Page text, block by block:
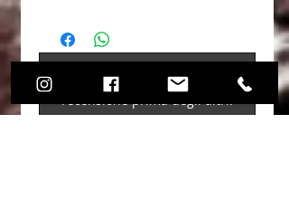
Non ci sono ancora recensioni
Dicci cosa ne pensi. Lascia una